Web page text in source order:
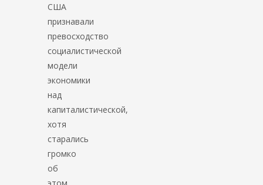
США
признавали
превосходство
социалистической
модели
экономики
над
капиталистической,
хотя
старались
громко
об